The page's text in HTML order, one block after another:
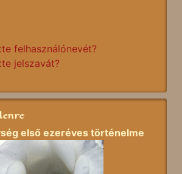
felhasználónevét?
jelszavát?
első ezeréves történelme